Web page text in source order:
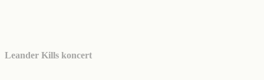
Leander Kills koncert